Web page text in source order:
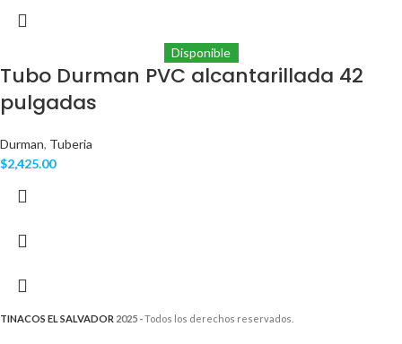
Disponible
Tubo Durman PVC alcantarillada 42
pulgadas
Durman, Tuberia
$2,425.00
TINACOS EL SALVADOR 2025 -Todos los derechos reservados.